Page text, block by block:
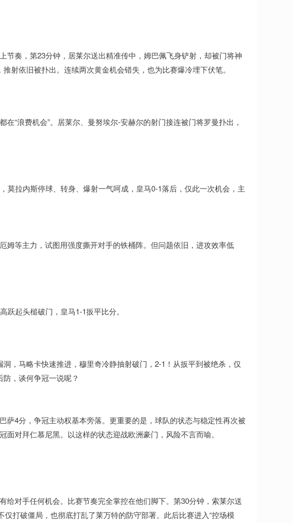
节奏，第23分钟，居莱尔送出精准传中，姆巴佩飞身铲射，却被门将神
射依旧被扑出。连续两次黄金机会错失，也为比赛爆冷埋下伏笔。
“浪费机会”。居莱尔、曼努埃尔-安赫尔的射门接连被门将罗曼扑出，
莫拉内斯停球、转身、爆射一气呵成，皇马0-1落后，仅此一次机会，主
姆等主力，试图用强度撕开对手的铁桶阵。但问题依旧，进攻效率低
起头槌破门，皇马1-1扳平比分。
，马略卡快速推进，穆里奇冷静抽射破门，2-1！从扳平到被绝杀，仅
，谈何争冠一说呢？
萨4分，争冠主动权基本旁落。更重要的是，球队的状态与稳定性再次被
对拜仁慕尼黑。以这样的状态迎战欧洲豪门，风险不言而喻。
给对手任何机会。比赛节奏完全掌控在他们脚下。第30分钟，索莱尔送
打破僵局，也彻底打乱了莱万特的防守部署。此后比赛进入“控场模